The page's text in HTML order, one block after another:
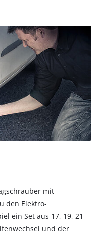
mit
den Elektro-
ein Set aus 17, 19, 21
und der